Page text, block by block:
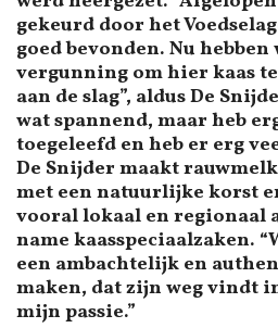
gekeurd door het
goed bevonden. Nu
vergunning om hier kaas
aan de slag”, aldus De
wat spannend, maar heb
toegeleefd en heb er erg
De Snijder maakt
met een natuurlijke korst
vooral lokaal en regionaal
name kaasspeciaalzaken.
een ambachtelijk en
maken, dat zijn weg vindt
mijn passie.”